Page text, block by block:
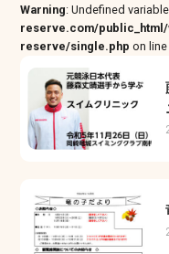
Warning: Undefined
reserve.com/
reserve/single.php on